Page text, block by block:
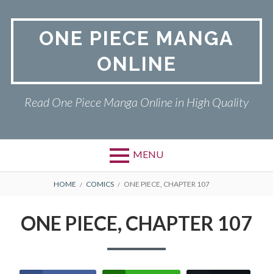
ONE PIECE MANGA
ONLINE
Read One Piece Manga Online in High Quality
MENU
Primary
ONE PIECE
TERMS AND
BREADCRUMBS
HOME COMICS ONE PIECE, CHAPTER 107
ONE PIECE, CHAPTER 107